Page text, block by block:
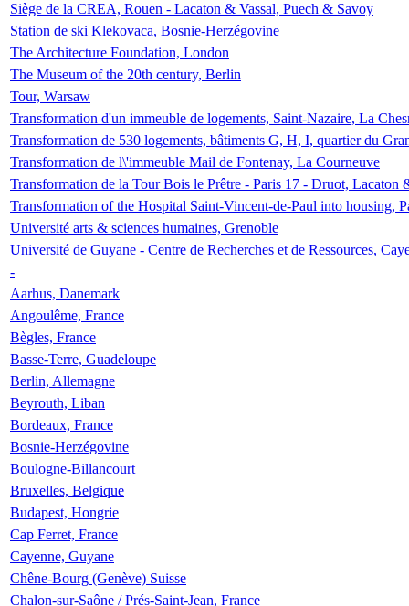
Siège de la CREA, Rouen - Lacaton & Vassal, Puech & Savoy
Station de ski Klekovaca, Bosnie-Herzégovine
The Architecture Foundation, London
The Museum of the 20th century, Berlin
Tour, Warsaw
Transformation d'un immeuble de logements, Saint-Nazaire, La
Transformation de 530 logements, bâtiments G, H, I, quartier du
Transformation de l\'immeuble Mail de Fontenay, La Courneuve
Transformation de la Tour Bois le Prêtre - Paris 17 - Druot, Lacaton
Transformation of the Hospital Saint-Vincent-de-Paul into housing,
Université arts & sciences humaines, Grenoble
Université de Guyane - Centre de Recherches et de Ressources,
-
Aarhus, Danemark
Angoulême, France
Bègles, France
Basse-Terre, Guadeloupe
Berlin, Allemagne
Beyrouth, Liban
Bordeaux, France
Bosnie-Herzégovine
Boulogne-Billancourt
Bruxelles, Belgique
Budapest, Hongrie
Cap Ferret, France
Cayenne, Guyane
Chêne-Bourg (Genève) Suisse
Chalon-sur-Saône / Prés-Saint-Jean, France